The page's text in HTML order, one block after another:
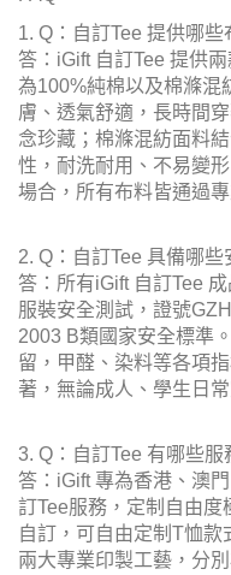
1. Q：自訂Tee 提供哪些
答：iGift 自訂Tee 提供
為100%純棉以及棉滌混
膚、透氣舒適，長時間
念珍藏；棉滌混紡面料
性，耐洗耐用、不易變
場合，所有布料皆通過
2. Q：自訂Tee 具備哪些
答：所有iGift 自訂Tee
服裝安全測試，證號
2003 B類國家安全標準
留，甲醛、染料等各項
著，無論成人、學生日
3. Q：自訂Tee 有哪些服
答：iGift 專為香港、澳
訂Tee服務，定制自由
自訂，可自由定制T恤
兩大專業印製工藝，分